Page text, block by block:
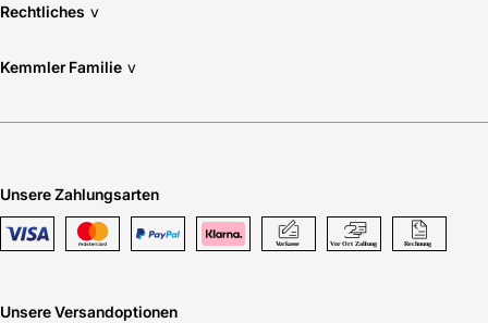
Rechtliches v
Kemmler Familie v
Unsere Zahlungsarten
Unsere Versandoptionen